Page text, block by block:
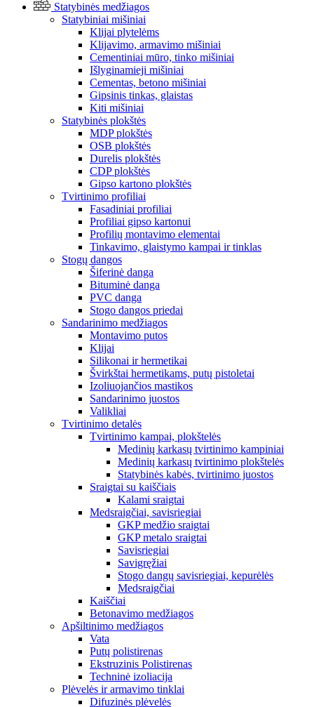
Statybinės medžiagos
Statybiniai mišiniai
Klijai plytelėms
Klijavimo, armavimo mišiniai
Cementiniai mūro, tinko mišiniai
Išlyginamieji mišiniai
Cementas, betono mišiniai
Gipsinis tinkas, glaistas
Kiti mišiniai
Statybinės plokštės
MDP plokštės
OSB plokštės
Durelis plokštės
CDP plokštės
Gipso kartono plokštės
Tvirtinimo profiliai
Fasadiniai profiliai
Profiliai gipso kartonui
Profilių montavimo elementai
Tinkavimo, glaistymo kampai ir tinklas
Stogų dangos
Šiferinė danga
Bituminė danga
PVC danga
Stogo dangos priedai
Sandarinimo medžiagos
Montavimo putos
Klijai
Silikonai ir hermetikai
Švirkštai hermetikams, putų pistoletai
Izoliuojančios mastikos
Sandarinimo juostos
Valikliai
Tvirtinimo detalės
Tvirtinimo kampai, plokštelės
Medinių karkasų tvirtinimo kampiniai
Medinių karkasų tvirtinimo plokštelės
Statybinės kabės, tvirtinimo juostos
Sraigtai su kaiščiais
Kalami sraigtai
Medsraigčiai, savisriegiai
GKP medžio sraigtai
GKP metalo sraigtai
Savisriegiai
Savigręžiai
Stogo dangų savisriegiai, kepurėlės
Medsraigčiai
Kaiščiai
Betonavimo medžiagos
Apšiltinimo medžiagos
Vata
Putų polistirenas
Ekstruzinis Polistirenas
Techninė izoliacija
Plėvelės ir armavimo tinklai
Difuzinės plėvelės